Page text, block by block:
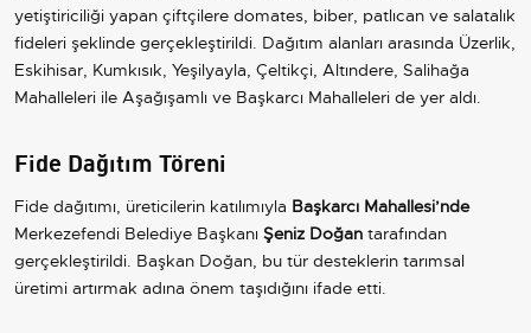
yetiştiriciliği yapan çiftçilere domates, biber, patlıcan ve salatalık
fideleri şeklinde gerçekleştirildi. Dağıtım alanları arasında Üzerlik,
Eskihisar, Kumkısık, Yeşilyayla, Çeltikçi, Altındere, Salihağa
Mahalleleri ile Aşağışamlı ve Başkarcı Mahalleleri de yer aldı.
Fide Dağıtım Töreni
Fide dağıtımı, üreticilerin katılımıyla Başkarcı Mahallesi’nde
Merkezefendi Belediye Başkanı Şeniz Doğan tarafından
gerçekleştirildi. Başkan Doğan, bu tür desteklerin tarımsal
üretimi artırmak adına önem taşıdığını ifade etti.